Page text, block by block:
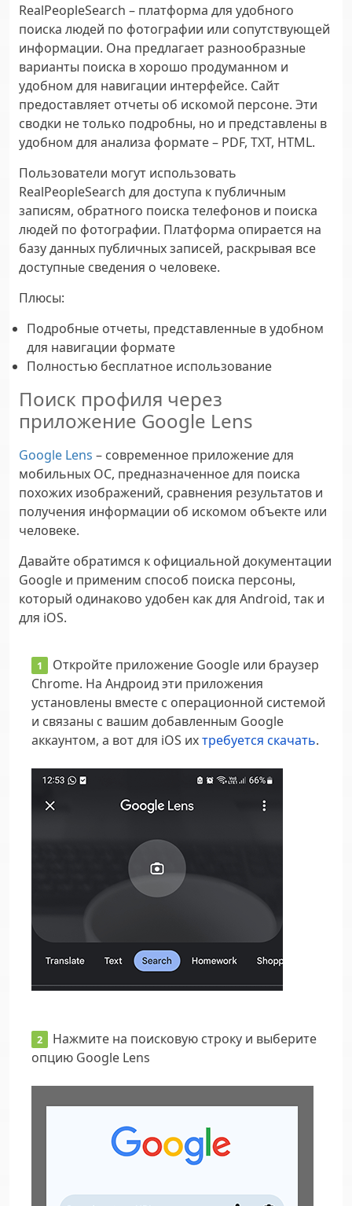
RealPeopleSearch – платформа для удобного
поиска людей по фотографии или сопутствующей
информации. Она предлагает разнообразные
варианты поиска в хорошо продуманном и
удобном для навигации интерфейсе. Сайт
предоставляет отчеты об искомой персоне. Эти
сводки не только подробны, но и представлены в
удобном для анализа формате – PDF, TXT, HTML.
Пользователи могут использовать
RealPeopleSearch для доступа к публичным
записям, обратного поиска телефонов и поиска
людей по фотографии. Платформа опирается на
базу данных публичных записей, раскрывая все
доступные сведения о человеке.
Плюсы:
Подробные отчеты, представленные в удобном
для навигации формате
Полностью бесплатное использование
Поиск профиля через
приложение Google Lens
Google Lens – современное приложение для
мобильных ОС, предназначенное для поиска
похожих изображений, сравнения результатов и
получения информации об искомом объекте или
человеке.
Давайте обратимся к официальной документации
Google и применим способ поиска персоны,
который одинаково удобен как для Android, так и
для iOS.
Откройте приложение Google или браузер
Chrome. На Андроид эти приложения
установлены вместе с операционной системой
и связаны с вашим добавленным Google
аккаунтом, а вот для iOS ихтребуется скачать.
Нажмите на поисковую строку и выберите
опцию Google Lens